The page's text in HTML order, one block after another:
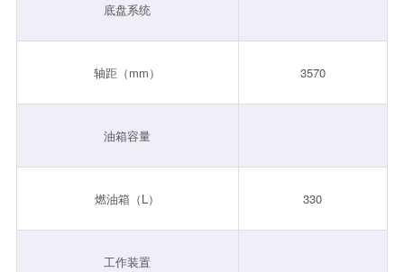
底盘系统
轴距（mm） 3570
油箱容量
燃油箱（L） 330
工作装置